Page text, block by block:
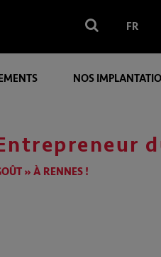
FR
NOS
» À RENNES !